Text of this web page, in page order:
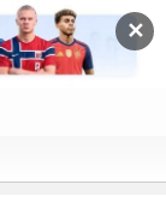
✕